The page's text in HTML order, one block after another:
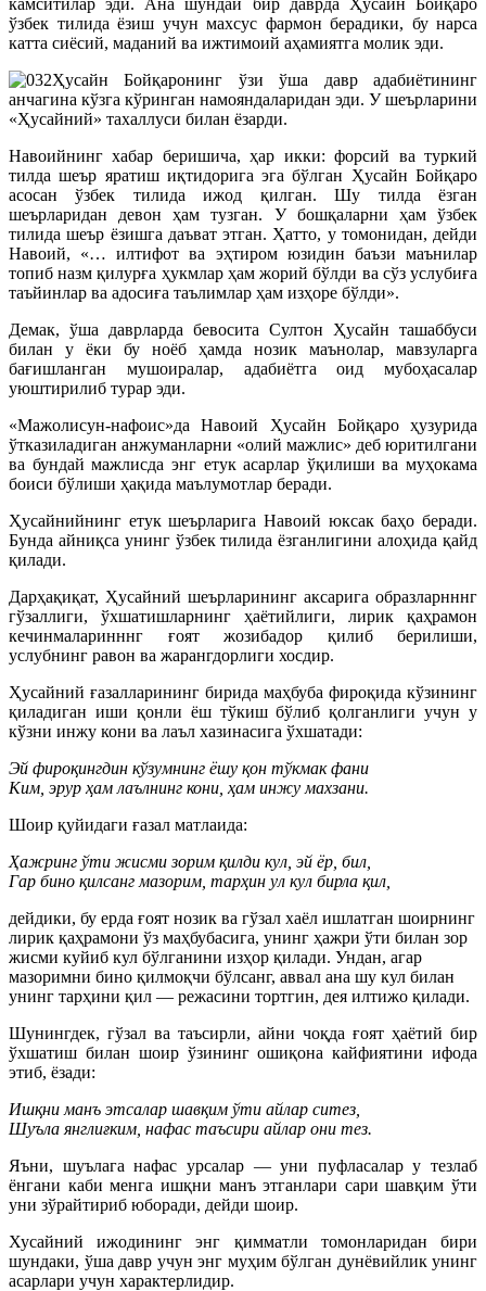
камситилар эди. Ана шундай бир даврда Ҳусайн Бойқаро
ўзбек тилида ёзиш учун махсус фармон берадики, бу нарса
катта сиёсий, маданий ва ижтимоий аҳамиятга молик эди.
Ҳусайн Бойқаронинг ўзи ўша давр адабиётининг
анчагина кўзга кўринган намояндаларидан эди. У шеърларини
«Ҳусайний» тахаллуси билан ёзарди.
Навоийнинг хабар беришича, ҳар икки: форсий ва туркий
тилда шеър яратиш иқтидорига эга бўлган Ҳусайн Бойқаро
асосан ўзбек тилида ижод қилган. Шу тилда ёзган
шеърларидан девон ҳам тузган. У бошқаларни ҳам ўзбек
тилида шеър ёзишга даъват этган. Ҳатто, у томонидан, дейди
Навоий, «… илтифот ва эҳтиром юзидин баъзи маънилар
топиб назм қилурға ҳукмлар ҳам жорий бўлди ва сўз услубиға
таъйинлар ва адосиға таълимлар ҳам изҳоре бўлди».
Демак, ўша даврларда бевосита Султон Ҳусайн ташаббуси
билан у ёки бу ноёб ҳамда нозик маънолар, мавзуларга
бағишланган мушоиралар, адабиётга оид мубоҳасалар
уюштирилиб турар эди.
«Мажолисун-нафоис»да Навоий Ҳусайн Бойқаро ҳузурида
ўтказиладиган анжуманларни «олий мажлис» деб юритилгани
ва бундай мажлисда энг етук асарлар ўқилиши ва муҳокама
боиси бўлиши ҳақида маълумотлар беради.
Ҳусайнийнинг етук шеърларига Навоий юксак баҳо беради.
Бунда айниқса унинг ўзбек тилида ёзганлигини алоҳида қайд
қилади.
Дарҳақиқат, Ҳусайний шеърларининг аксарига образларнннг
гўзаллиги, ўхшатишларнинг ҳаётийлиги, лирик қаҳрамон
кечинмаларинннг ғоят жозибадор қилиб берилиши,
услубнинг равон ва жарангдорлиги хосдир.
Ҳусайний ғазалларининг бирида маҳбуба фироқида кўзининг
қиладиган иши қонли ёш тўкиш бўлиб қолганлиги учун у
кўзни инжу кони ва лаъл хазинасига ўхшатади:
Эй фироқингдин кўзумнинг ёшу қон тўкмак фани
Ким, эрур ҳам лаълнинг кони, ҳам инжу махзани.
Шоир қуйидаги ғазал матлаида:
Ҳажринг ўти жисми зорим қилди кул, эй ёр, бил,
Гар бино қилсанг мазорим, тарҳин ул кул бирла қил,
дейдики, бу ерда ғоят нозик ва гўзал хаёл ишлатган шоирнинг
лирик қаҳрамони ўз маҳбубасига, унинг ҳажри ўти билан зор
жисми куйиб кул бўлганини изҳор қилади. Ундан, агар
мазоримни бино қилмоқчи бўлсанг, аввал ана шу кул билан
унинг тарҳини қил — режасини тортгин, дея илтижо қилади.
Шунингдек, гўзал ва таъсирли, айни чоқда ғоят ҳаётий бир
ўхшатиш билан шоир ўзининг ошиқона кайфиятини ифода
этиб, ёзади:
Ишқни манъ этсалар шавқим ўти айлар ситез,
Шуъла янглиғким, нафас таъсири айлар они тез.
Яъни, шуълага нафас урсалар — уни пуфласалар у тезлаб
ёнгани каби менга ишқни манъ этганлари сари шавқим ўти
уни зўрайтириб юборади, дейди шоир.
Хусайний ижодининг энг қимматли томонларидан бири
шундаки, ўша давр учун энг муҳим бўлган дунёвийлик унинг
асарлари учун характерлидир.